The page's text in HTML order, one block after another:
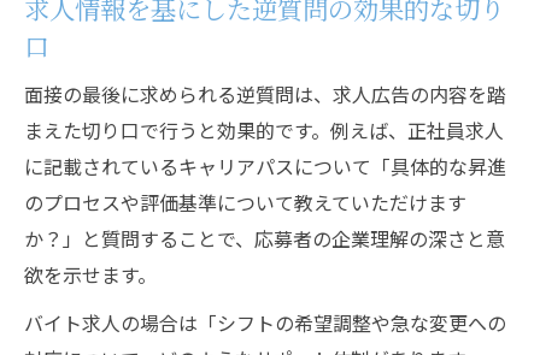
求人情報を基にした逆質問の効果的な切り
口
面接の最後に求められる逆質問は、求人広告の内容を踏
まえた切り口で行うと効果的です。例えば、正社員求人
に記載されているキャリアパスについて「具体的な昇進
のプロセスや評価基準について教えていただけます
か？」と質問することで、応募者の企業理解の深さと意
欲を示せます。
バイト求人の場合は「シフトの希望調整や急な変更への